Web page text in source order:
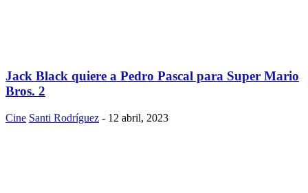
Jack Black quiere a Pedro Pascal para Super Mario
Bros. 2
Cine Santi Rodríguez - 12 abril, 2023